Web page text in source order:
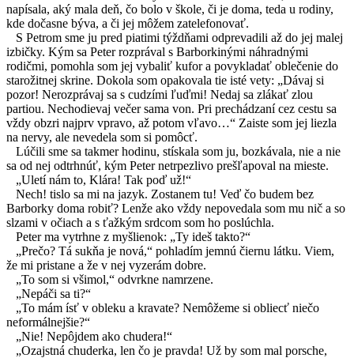
napísala, aký mala deň, čo bolo v škole, či je doma, teda u rodiny,
kde dočasne býva, a či jej môžem zatelefonovať.
S Petrom sme ju pred piatimi týždňami odprevadili až do jej malej
izbičky. Kým sa Peter rozprával s Barborkinými náhradnými
rodičmi, pomohla som jej vybaliť kufor a povykladať oblečenie do
starožitnej skrine. Dokola som opakovala tie isté vety: „Dávaj si
pozor! Nerozprávaj sa s cudzími ľuďmi! Nedaj sa zlákať zlou
partiou. Nechodievaj večer sama von. Pri prechádzaní cez cestu sa
vždy obzri najprv vpravo, až potom vľavo…“ Zaiste som jej liezla
na nervy, ale nevedela som si pomôcť.
Lúčili sme sa takmer hodinu, stískala som ju, bozkávala, nie a nie
sa od nej odtrhnúť, kým Peter netrpezlivo prešľapoval na mieste.
„Uletí nám to, Klára! Tak poď už!“
Nech! tislo sa mi na jazyk. Zostanem tu! Veď čo budem bez
Barborky doma robiť? Lenže ako vždy nepovedala som mu nič a so
slzami v očiach a s ťažkým srdcom som ho poslúchla.
Peter ma vytrhne z myšlienok: „Ty ideš takto?“
„Prečo? Tá sukňa je nová,“ pohladím jemnú čiernu látku. Viem,
že mi pristane a že v nej vyzerám dobre.
„To som si všimol,“ odvrkne namrzene.
„Nepáči sa ti?“
„To mám ísť v obleku a kravate? Nemôžeme si obliecť niečo
neformálnejšie?“
„Nie! Nepôjdem ako chudera!“
„Ozajstná chuderka, len čo je pravda! Už by som mal porsche,